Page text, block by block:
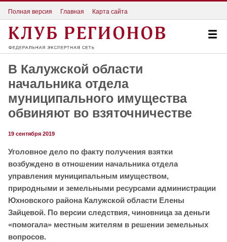
Полная версия Главная Карта сайта
В Калужской области
начальника отдела
муниципального имущества
обвиняют во взяточничестве
19 сентября 2019
Уголовное дело по факту получения взятки
возбуждено в отношении начальника отдела
управления муниципальным имуществом,
природными и земельными ресурсами администрации
Юхновского района Калужской области Елены
Зайцевой. По версии следствия, чиновница за деньги
«помогала» местным жителям в решении земельных
вопросов.